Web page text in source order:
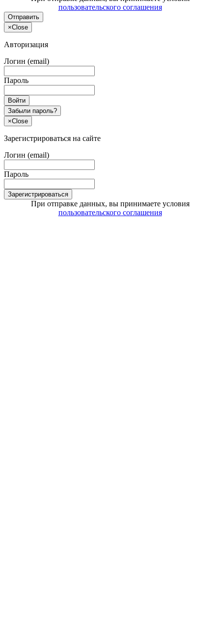
пользовательского соглашения
Отправить
×Close
Авторизация
Логин (email)
Пароль
Войти
Забыли пароль?
×Close
Зарегистрироваться на сайте
Логин (email)
Пароль
Зарегистрироваться
При отправке данных, вы принимаете условия
пользовательского соглашения